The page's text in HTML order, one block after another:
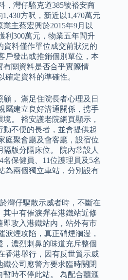
，灣仔駱克道385號裕安商
方呎，新近以1,470萬元
主蔡宏興於2015年9月以
利300萬元，物業五年間升
資料僅作單位成交前狀況的
戶發出或推銷個別單位，本
有關資料是否合乎實際情
確定資料的準確性。
， 滿足住院長者心理及日
屬建立良好溝通關係，携手
。 裕安護老院網頁顯示，
動不便的長者，並會提供起
庭聚會廳及會客廳，設宿位
版分隔床位。 院內常設人
保健員、11位護理員及5名
為兩個獨立車站，分別設有
灣仔驅散示威者時，不斷在
中有催淚彈在港鐵站近修
攻入港鐵站內，站外有市
淚煙攻陷，真正硝煙瀰漫，
濃烈刺鼻的味道充斥整個
香港舉行，因有反世貿示威
公司應警方要求臨時關閉
時不停此站。 為配合囍滙